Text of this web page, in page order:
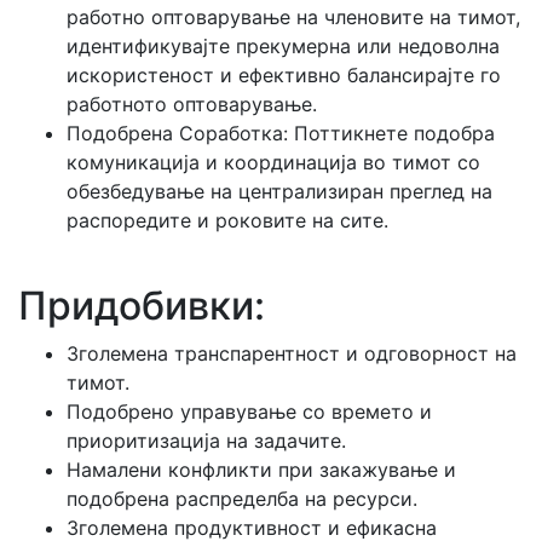
работно оптоварување на членовите на тимот,
идентификувајте прекумерна или недоволна
искористеност и ефективно балансирајте го
работното оптоварување.
Подобрена Соработка: Поттикнете подобра
комуникација и координација во тимот со
обезбедување на централизиран преглед на
распоредите и роковите на сите.
Придобивки:
Зголемена транспарентност и одговорност на
тимот.
Подобрено управување со времето и
приоритизација на задачите.
Намалени конфликти при закажување и
подобрена распределба на ресурси.
Зголемена продуктивност и ефикасна